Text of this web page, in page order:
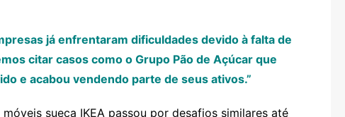
já enfrentaram dificuldades devido à falta de
citar casos como o Grupo Pão de Açúcar que
e acabou vendendo parte de seus ativos.”
sueca IKEA passou por desafios similares até